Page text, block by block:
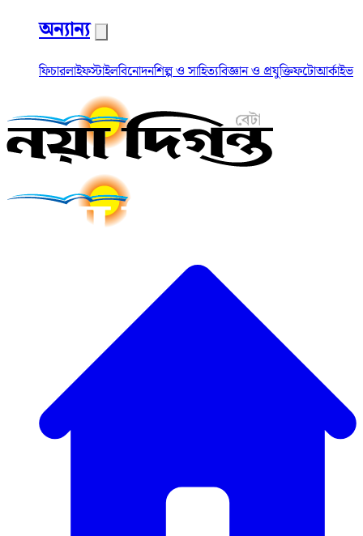
অন্যান্য
ফিচারলাইফস্টাইলবিনোদনশিল্প ও সাহিত্যবিজ্ঞান ও প্রযুক্তিফটোআর্কাইভ